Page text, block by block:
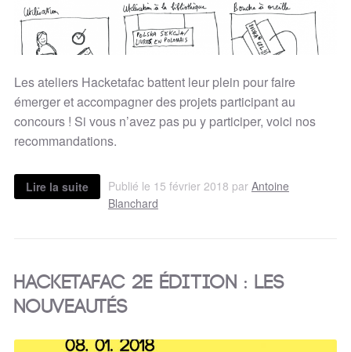
Les ateliers Hacketafac battent leur plein pour faire
émerger et accompagner des projets participant au
concours ! Si vous n’avez pas pu y participer, voici nos
recommandations.
Lire la suite Publié le 15 février 2018 par Antoine
Blanchard
Hacketafac 2e édition : les
nouveautés